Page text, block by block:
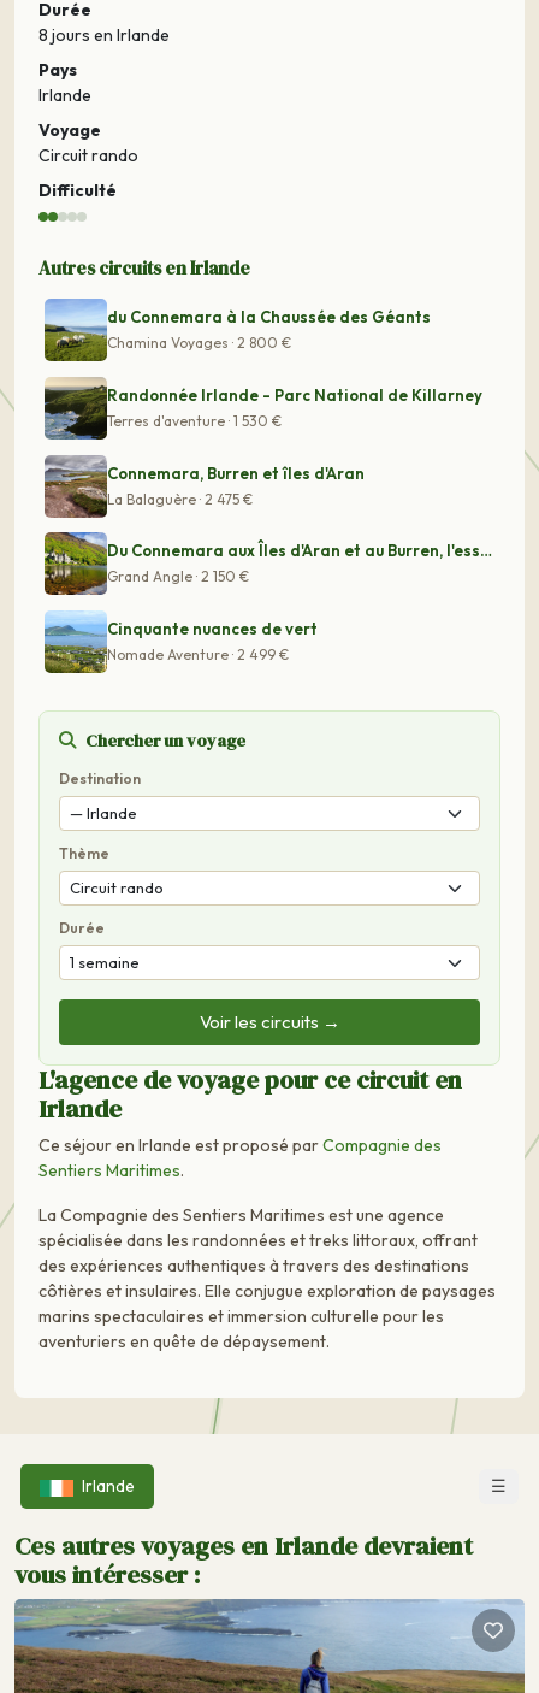
Durée
8 jours en Irlande
Pays
Irlande
Voyage
Circuit rando
Difficulté
Autres circuits en Irlande
du Connemara à la Chaussée des Géants
Chamina Voyages · 2 800 €
Randonnée Irlande - Parc National de Killarney
Terres d'aventure · 1 530 €
Connemara, Burren et îles d'Aran
La Balaguère · 2 475 €
Du Connemara aux Îles d'Aran et au Burren, l'essentiel
Grand Angle · 2 150 €
Cinquante nuances de vert
Nomade Aventure · 2 499 €
Chercher un voyage
Destination
Thème
Durée
Voir les circuits →
L'agence de voyage pour ce circuit en
Irlande
Ce séjour en Irlande est proposé parCompagnie des
Sentiers Maritimes.
La Compagnie des Sentiers Maritimes est une agence
spécialisée dans les randonnées et treks littoraux, offrant
des expériences authentiques à travers des destinations
côtières et insulaires. Elle conjugue exploration de paysages
marins spectaculaires et immersion culturelle pour les
aventuriers en quête de dépaysement.
Irlande ☰
Ces autres voyages en Irlande devraient
vous intéresser :